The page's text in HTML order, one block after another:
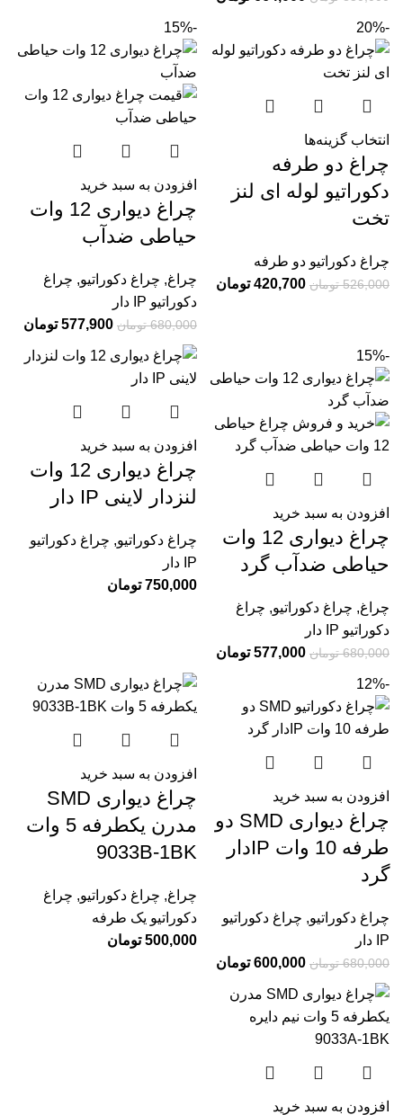
-20%
انتخاب گزینه‌ها
چراغ دو طرفه
دکوراتیو لوله ای لنز
تخت
چراغ دکوراتیو دو طرفه
526,000 تومان 420,700 تومان
-15%
افزودن به سبد خرید
چراغ دیواری 12 وات
حیاطی ضدآب
چراغ, چراغ دکوراتیو, چراغ
دکوراتیو IP دار
680,000 تومان 577,900 تومان
-15%
افزودن به سبد خرید
چراغ دیواری 12 وات
حیاطی ضدآب گرد
چراغ, چراغ دکوراتیو, چراغ
دکوراتیو IP دار
680,000 تومان 577,000 تومان
افزودن به سبد خرید
چراغ دیواری 12 وات
لنزدار لاینی IP دار
چراغ دکوراتیو, چراغ دکوراتیو
IP دار
750,000 تومان
-12%
افزودن به سبد خرید
چراغ دیواری SMD دو
طرفه 10 وات IPدار
گرد
چراغ دکوراتیو, چراغ دکوراتیو
IP دار
680,000 تومان 600,000 تومان
افزودن به سبد خرید
چراغ دیواری SMD
مدرن یکطرفه 5 وات
9033B-1BK
چراغ, چراغ دکوراتیو, چراغ
دکوراتیو یک طرفه
500,000 تومان
افزودن به سبد خرید